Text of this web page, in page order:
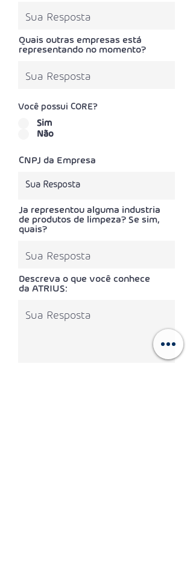
Quais outras empresas está
representando no momento?
Você possui CORE?
Sim
Não
CNPJ da Empresa
Ja representou alguma industria
de produtos de limpeza? Se sim,
quais?
Descreva o que você conhece
da ATRIUS: